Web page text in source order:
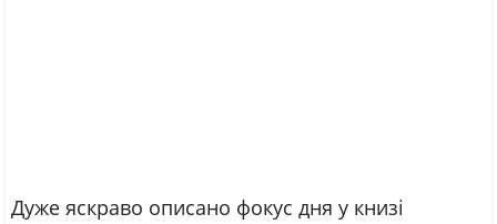
Дуже яскраво описано фокус дня у книзі